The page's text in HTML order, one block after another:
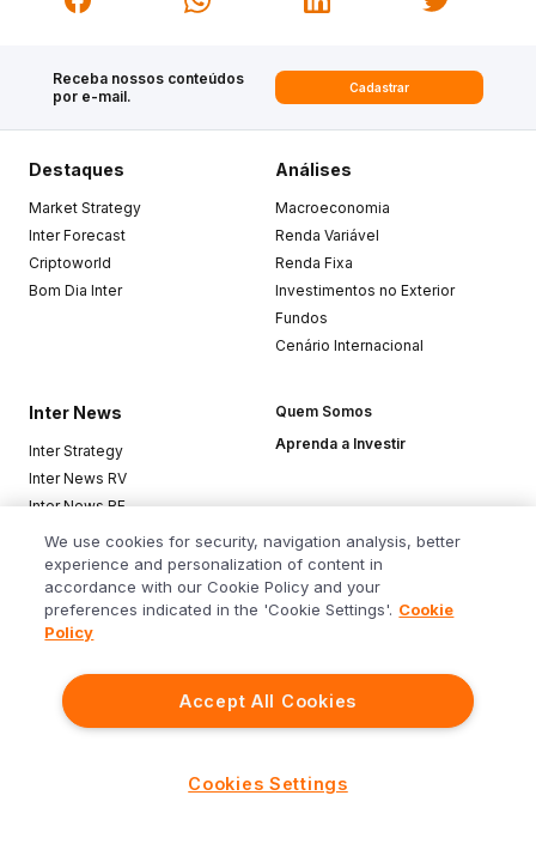
Receba nossos conteúdos
por e-mail.
Cadastrar
Siga o Inter
Destaques
Market Strategy
Inter Forecast
Criptoworld
Bom Dia Inter
Análises
Macroeconomia
Renda Variável
Renda Fixa
Investimentos no Exterior
Fundos
Cenário Internacional
Inter News
Inter Strategy
Inter News RV
Inter News RF
Top Funds
Quem Somos
Aprenda a Investir
Baixe o app
We use cookies for security, navigation analysis, better
experience and personalization of content in
accordance with our Cookie Policy and your
preferences indicated in the 'Cookie Settings'. Cookie
Policy
Accept All Cookies
Cookies Settings